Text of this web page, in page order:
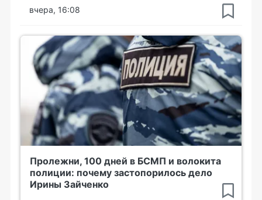
вчера, 16:08
Пролежни, 100 дней в БСМП и волокита
полиции: почему застопорилось дело
Ирины Зайченко